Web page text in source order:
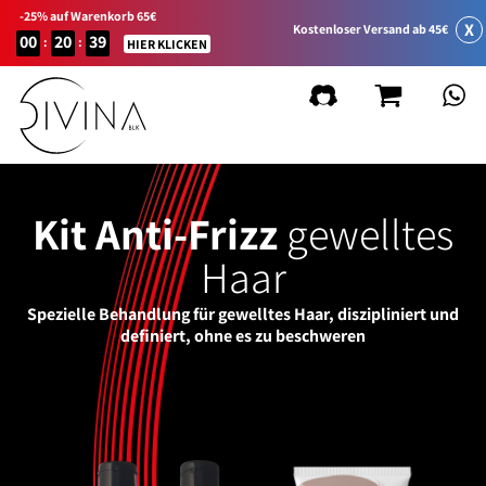
-25% auf Warenkorb 65€
00 : 20 : 39 HIER KLICKEN
Kostenloser Versand ab 45€ X
Kit Anti-Frizzgewelltes
Haar
Spezielle Behandlung für gewelltes Haar, diszipliniert und
definiert, ohne es zu beschweren